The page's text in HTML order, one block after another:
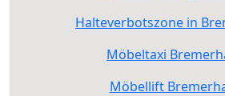
Halteverbotszone in
Möbeltaxi
Möbellift